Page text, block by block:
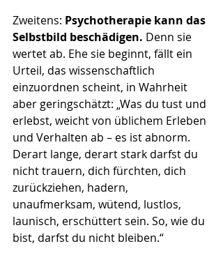
Zweitens: Psychotherapie kann das
Selbstbild beschädigen. Denn sie
wertet ab. Ehe sie beginnt, fällt ein
Urteil, das wissenschaftlich
einzuordnen scheint, in Wahrheit
aber geringschätzt: „Was du tust und
erlebst, weicht von üblichem Erleben
und Verhalten ab – es ist abnorm.
Derart lange, derart stark darfst du
nicht trauern, dich fürchten, dich
zurückziehen, hadern,
unaufmerksam, wütend, lustlos,
launisch, erschüttert sein. So, wie du
bist, darfst du nicht bleiben.“